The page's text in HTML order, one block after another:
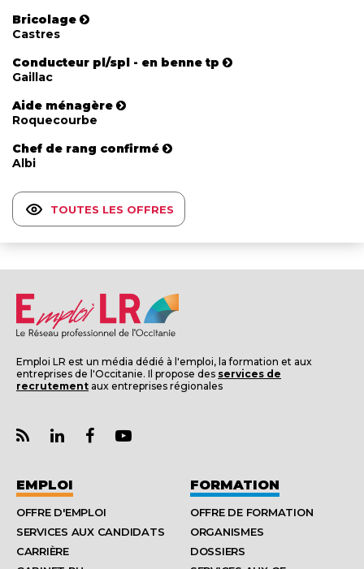
Bricolage
Castres
Conducteur pl/spl - en benne tp
Gaillac
Aide ménagère
Roquecourbe
Chef de rang confirmé
Albi
TOUTES LES OFFRES
Emploi LR est un média dédié à l'emploi, la formation et aux
entreprises de l'Occitanie. Il propose des services de
recrutement aux entreprises régionales
EMPLOI
OFFRE D'EMPLOI
SERVICES AUX CANDIDATS
CARRIÈRE
FORMATION
OFFRE DE FORMATION
ORGANISMES
DOSSIERS